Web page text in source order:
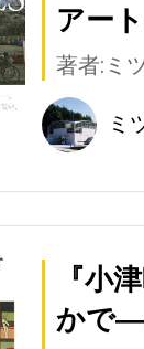
アー
著者:ミ
ミ
『小
かで―